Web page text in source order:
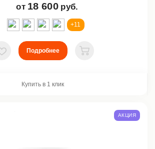
от 18 600 руб.
+11
В избранное
Подробнее
В корзину
Купить в 1 клик
АКЦИЯ